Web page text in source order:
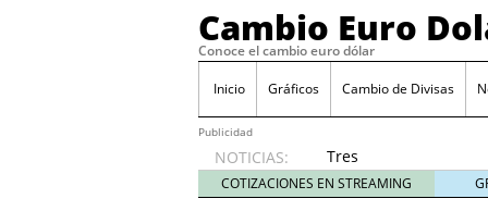
Cambio Euro
Conoce el cambio euro dólar
Inicio Gráficos Cambio de Divisas
Publicidad
NOTICIAS:
Tres
escenarios
posibles
COTIZACIONES EN STREAMING